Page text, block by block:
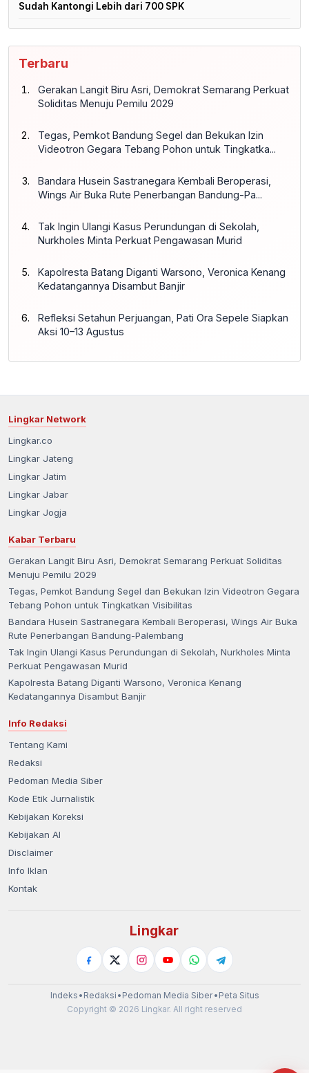
Sudah Kantongi Lebih dari 700 SPK
Terbaru
Gerakan Langit Biru Asri, Demokrat Semarang Perkuat
Soliditas Menuju Pemilu 2029
Tegas, Pemkot Bandung Segel dan Bekukan Izin
Videotron Gegara Tebang Pohon untuk Tingkatka...
Bandara Husein Sastranegara Kembali Beroperasi,
Wings Air Buka Rute Penerbangan Bandung-Pa...
Tak Ingin Ulangi Kasus Perundungan di Sekolah,
Nurkholes Minta Perkuat Pengawasan Murid
Kapolresta Batang Diganti Warsono, Veronica Kenang
Kedatangannya Disambut Banjir
Refleksi Setahun Perjuangan, Pati Ora Sepele Siapkan
Aksi 10–13 Agustus
Lingkar Network
Lingkar.co
Lingkar Jateng
Lingkar Jatim
Lingkar Jabar
Lingkar Jogja
Kabar Terbaru
Gerakan Langit Biru Asri, Demokrat Semarang Perkuat Soliditas
Menuju Pemilu 2029
Tegas, Pemkot Bandung Segel dan Bekukan Izin Videotron Gegara
Tebang Pohon untuk Tingkatkan Visibilitas
Bandara Husein Sastranegara Kembali Beroperasi, Wings Air Buka
Rute Penerbangan Bandung-Palembang
Tak Ingin Ulangi Kasus Perundungan di Sekolah, Nurkholes Minta
Perkuat Pengawasan Murid
Kapolresta Batang Diganti Warsono, Veronica Kenang
Kedatangannya Disambut Banjir
Info Redaksi
Tentang Kami
Redaksi
Pedoman Media Siber
Kode Etik Jurnalistik
Kebijakan Koreksi
Kebijakan AI
Disclaimer
Info Iklan
Kontak
Lingkar
Indeks • Redaksi • Pedoman Media Siber• Peta Situs
Copyright © 2026 Lingkar. All right reserved